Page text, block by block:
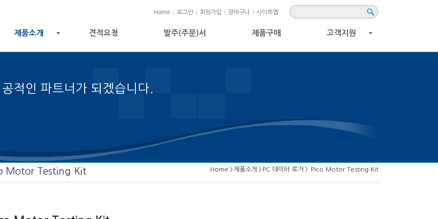
Home 로그인 회원가입 장바구니 사이트맵
제품소개 견적요청 발주(주문)서 제품구매 고객지원
적인 파트너가 되겠습니다.
트 성공의 열쇠입니다.
Home > 제품소개 > PC 데이터 로거 > Pico Motor Testing Kit
Motor Testing Kit